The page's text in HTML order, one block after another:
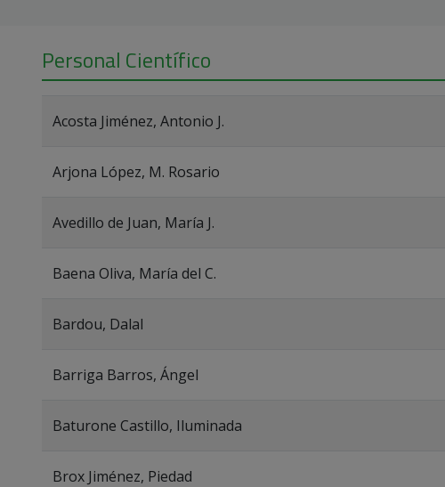
Personal Científico
Acosta Jiménez, Antonio J.
Arjona López, M. Rosario
Avedillo de Juan, María J.
Baena Oliva, María del C.
Bardou, Dalal
Barriga Barros, Ángel
Baturone Castillo, Iluminada
Brox Jiménez, Piedad